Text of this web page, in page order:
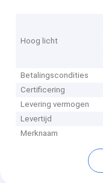
Hoog licht
Betalingscondities
Certificering
Levering vermogen
Levertijd
Merknaam